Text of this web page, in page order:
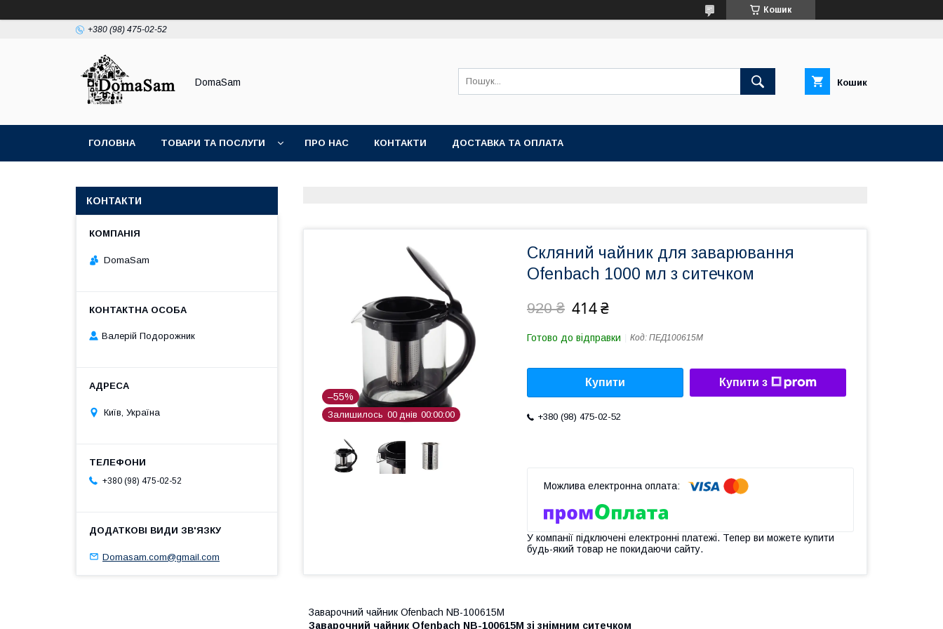
Кошик
+380 (98) 475-02-52
DomaSam Кошик
ГОЛОВНА ТОВАРИ ТА ПОСЛУГИ ПРО НАС КОНТАКТИ ДОСТАВКА ТА ОПЛАТА
–55%
Залишилось 00 днів 00 00 00
Скляний чайник для заварювання
Ofenbach 1000 мл з ситечком
920 ₴ 414 ₴
Готово до відправки Код: ПЕД100615M
Купити Купити з
+380 (98) 475-02-52
У компанії підключені електронні платежі. Тепер ви можете купити
будь-який товар не покидаючи сайту.
Заварочний чайник Ofenbach NB-100615M
Заварочний чайник Ofenbach NB-100615M зі знімним ситечком
КОНТАКТИ
DomaSam
Валерій Подорожник
Київ, Україна
+380 (98) 475-02-52
Domasam.com@gmail.com